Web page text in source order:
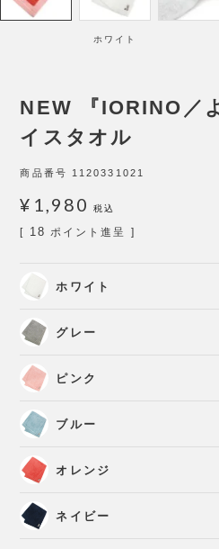
ホワイト
NEW 『IORINO／
イスタオル
商品番号 1120331021
¥ 1,980 税込
[ 18 ポイント進呈 ]
ホワイト
グレー
ピンク
ブルー
オレンジ
ネイビー